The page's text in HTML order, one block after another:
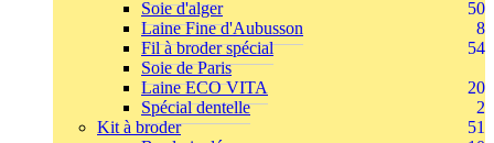
Soie d'alger
50
Laine Fine d'Aubusson
8
Fil à broder spécial
54
Soie de Paris
Laine ECO VITA
20
Spécial dentelle
2
Kit à broder
51